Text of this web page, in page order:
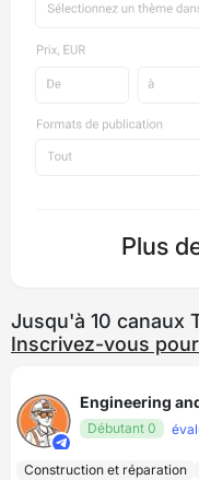
Plus
Jusqu'à 10 canaux
Inscrivez-vous
Engineering
Débutant 0
Construction et réparation